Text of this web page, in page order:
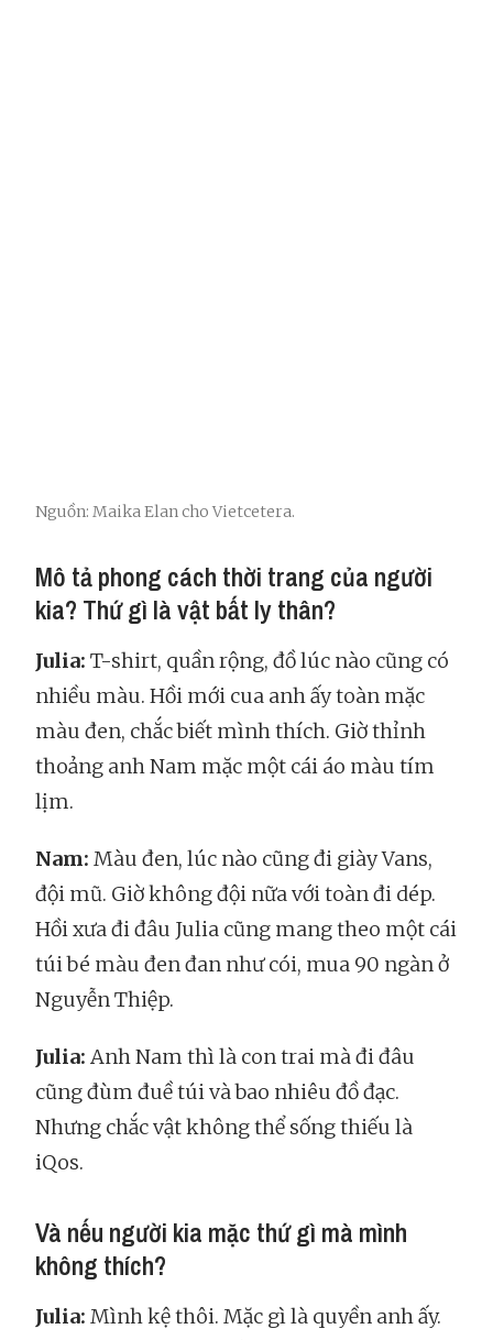
Nguồn: Maika Elan cho Vietcetera.
Mô tả phong cách thời trang của người
kia? Thứ gì là vật bất ly thân?
Julia: T-shirt, quần rộng, đồ lúc nào cũng có
nhiều màu. Hồi mới cua anh ấy toàn mặc
màu đen, chắc biết mình thích. Giờ thỉnh
thoảng anh Nam mặc một cái áo màu tím
lịm.
Nam: Màu đen, lúc nào cũng đi giày Vans,
đội mũ. Giờ không đội nữa với toàn đi dép.
Hồi xưa đi đâu Julia cũng mang theo một cái
túi bé màu đen đan như cói, mua 90 ngàn ở
Nguyễn Thiệp.
Julia: Anh Nam thì là con trai mà đi đâu
cũng đùm đuề túi và bao nhiêu đồ đạc.
Nhưng chắc vật không thể sống thiếu là
iQos.
Và nếu người kia mặc thứ gì mà mình
không thích?
Julia: Mình kệ thôi. Mặc gì là quyền anh ấy.